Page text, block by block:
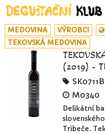
MEDOVINA VÝROBCI
TEKOVSKÁ MEDOVINA
(2019) -
M0340
Delikátní
Tribeče.